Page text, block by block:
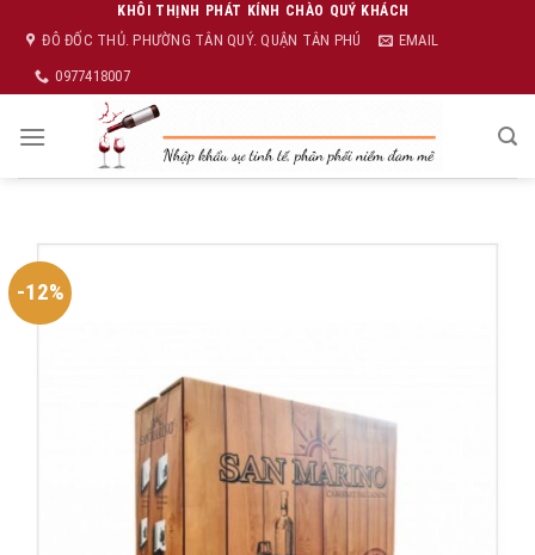
content
KHÔI THỊNH PHÁT KÍNH CHÀO QUÝ KHÁCH
ĐÔ ĐỐC THỦ. PHƯỜNG TÂN QUÝ. QUẬN TÂN PHÚ
EMAIL
0977418007
-12%